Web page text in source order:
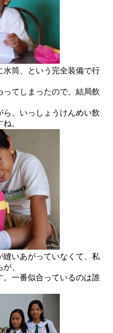
水筒、という完全装備で行
てしまったので、結局飲
ら、いっしょうけんめい飲
。
いあがっていなくて、私
、
一番似合っているのは誰